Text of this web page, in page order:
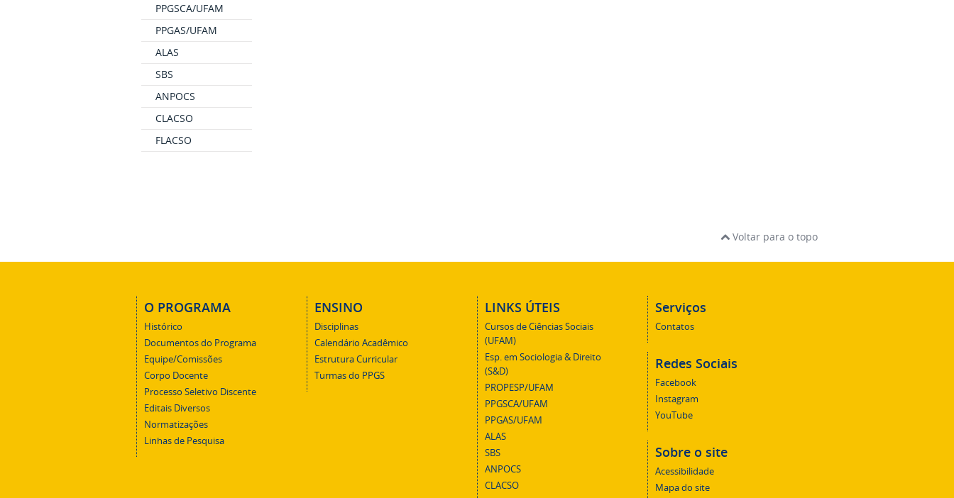
PPGSCA/UFAM
PPGAS/UFAM
ALAS
SBS
ANPOCS
CLACSO
FLACSO
Voltar para o topo
O PROGRAMA
Histórico
Documentos do Programa
Equipe/Comissões
Corpo Docente
Processo Seletivo Discente
Editais Diversos
Normatizações
Linhas de Pesquisa
ENSINO
Disciplinas
Calendário Acadêmico
Estrutura Curricular
Turmas do PPGS
LINKS ÚTEIS
Cursos de Ciências Sociais
(UFAM)
Esp. em Sociologia & Direito
(S&D)
PROPESP/UFAM
PPGSCA/UFAM
PPGAS/UFAM
ALAS
SBS
ANPOCS
CLACSO
Serviços
Contatos
Redes Sociais
Facebook
Instagram
YouTube
Sobre o site
Acessibilidade
Mapa do site